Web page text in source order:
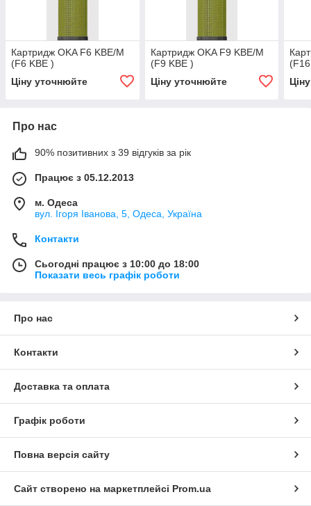
Картридж OKA F6 KBE/M
(F6 KBE )
Ціну уточнюйте
Картридж OKA F9 KBE/M
(F9 KBE )
Ціну уточнюйте
Про нас
90% позитивних з 39 відгуків за рік
Працює з 05.12.2013
м. Одеса
вул. Ігоря Іванова, 5, Одеса, Україна
Контакти
Сьогодні працює з 10:00 до 18:00
Показати весь графік роботи
Про нас
Контакти
Доставка та оплата
Графік роботи
Повна версія сайту
Сайт створено на маркетплейсі Prom.ua